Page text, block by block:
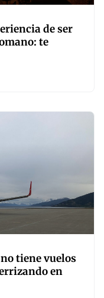
de ser
te
tiene vuelos
en